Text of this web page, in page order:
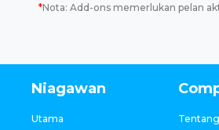
*Nota: Add-ons memerlukan pelan
Niagawan
Utama